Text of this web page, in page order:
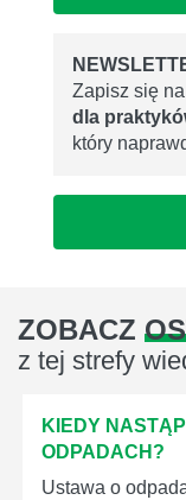
Zapisz się
dla
który
ZOBACZ
z tej strefy
KIEDY
ODPADACH?
Ustawa o